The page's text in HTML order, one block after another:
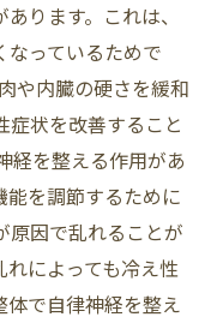
ります。これは、
なっているためで
や内臓の硬さを緩和
症状を改善すること
経を整える作用があ
能を調節するために
原因で乱れることが
によっても冷え性
で自律神経を整え